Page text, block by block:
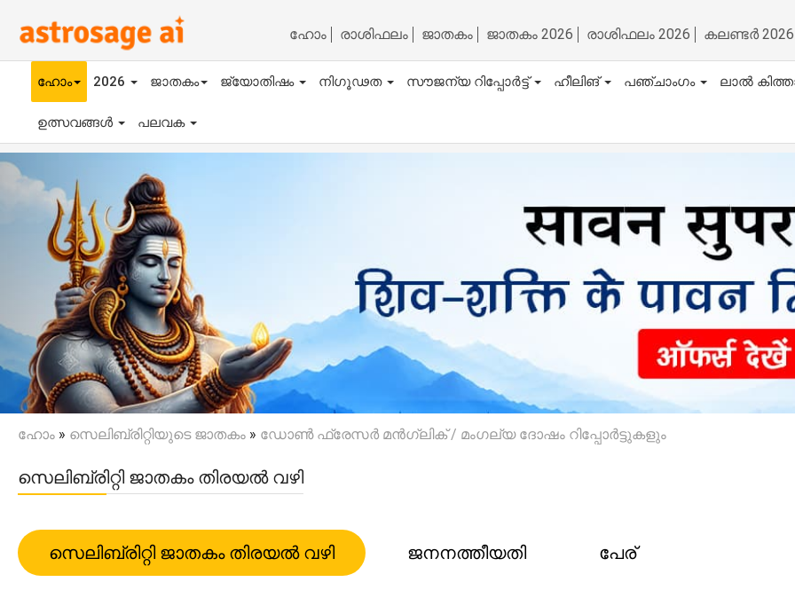
ഹോം രാശിഫലം ജാതകം ജാതകം 2026 രാശിഫലം 2026 കലണ്ടർ 2026
ഹോം 2026 ജാതകം ജ്യോതിഷം നിഗൂഢത സൗജന്യ റിപ്പോർട്ട് ഹീലിങ് പഞ്ചാംഗം ലാൽ
ഉത്സവങ്ങൾ പലവക
Previous
ഹോം » സെലിബ്രിറ്റിയുടെ ജാതകം » ഡോൺ ഫ്രേസർ മൻഗ്ലിക് / മംഗല്യ ദോഷം റിപ്പോർട്ടുകളും
സെലിബ്രിറ്റി ജാതകം തിരയൽ വഴി
സെലിബ്രിറ്റി ജാതകം തിരയൽ വഴി ജനനത്തീയതി പേര്